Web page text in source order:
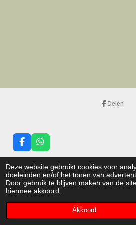
Deze website gebruikt cookies voor
doeleinden en/of het tonen van
Door gebruik te blijven maken van de
hiermee akkoord.
Akkoord
Delen
F
a
e
b
o
o
k
W
h
t
s
A
p
p
I
t
JouwWeb